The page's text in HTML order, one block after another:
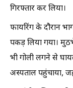
गिरफ्तार कर लिया।
फायरिंग के दौरान
पकड़ लिया गया।
भी गोली लगने से
अस्पताल पहुंचाया,